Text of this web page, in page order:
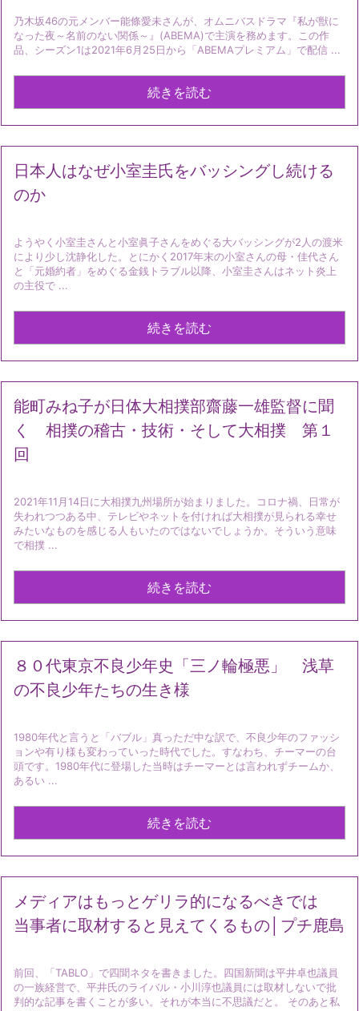
乃木坂46の元メンバー能條愛未さんが、オムニバスドラマ『私が獣に
なった夜～名前のない関係～』(ABEMA)で主演を務めます。この作
品、シーズン1は2021年6月25日から「ABEMAプレミアム」で配信 ...
続きを読む
日本人はなぜ小室圭氏をバッシングし続ける
のか
ようやく小室圭さんと小室眞子さんをめぐる大バッシングが2人の渡米
により少し沈静化した。とにかく2017年末の小室さんの母・佳代さん
と「元婚約者」をめぐる金銭トラブル以降、小室圭さんはネット炎上
の主役で ...
続きを読む
能町みね子が日体大相撲部齋藤一雄監督に聞
く 相撲の稽古・技術・そして大相撲 第１
回
2021年11月14日に大相撲九州場所が始まりました。コロナ禍、日常が
失われつつある中、テレビやネットを付ければ大相撲が見られる幸せ
みたいなものを感じる人もいたのではないでしょうか。そういう意味
で相撲 ...
続きを読む
８０代東京不良少年史「三ノ輪極悪」 浅草
の不良少年たちの生き様
1980年代と言うと「バブル」真っただ中な訳で、不良少年のファッシ
ョンや有り様も変わっていった時代でした。すなわち、チーマーの台
頭です。1980年代に登場した当時はチーマーとは言われずチームか、
あるい ...
続きを読む
メディアはもっとゲリラ的になるべきでは
当事者に取材すると見えてくるもの│プチ鹿島
前回、「TABLO」で四聞ネタを書きました。四国新聞は平井卓也議員
の一族経営で、平井氏のライバル・小川淳也議員には取材しないで批
判的な記事を書くことが多い。それが本当に不思議だと。 そのあと私